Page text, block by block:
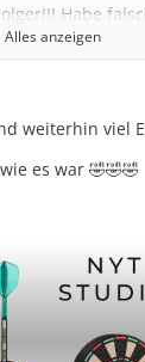
Habe
5hEM3osx
kUmOy6PR
wir das
180 von mir
netter Kerl und
Und darum
Alles anzeigen
weiterhin viel
es war 🤣🤣🤣